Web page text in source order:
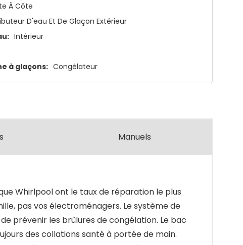
À Côte
D'eau Et De Glaçon Extérieur
Intérieur
à glaçons: Congélateur
Manuels
Whirlpool ont le taux de réparation le plus
pas vos électroménagers. Le système de
prévenir les brûlures de congélation. Le bac
des collations santé à portée de main.